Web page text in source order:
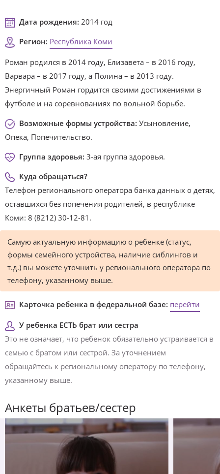
Дата рождения: 2014 год
Регион: Республика Коми
Роман родился в 2014 году, Елизавета – в 2016 году,
Варвара – в 2017 году, а Полина – в 2013 году.
Энергичный Роман гордится своими достижениями в
футболе и на соревнованиях по вольной борьбе.
Возможные формы устройства: Усыновление,
Опека, Попечительство.
Группа здоровья: 3-ая группа здоровья.
Куда обращаться?
Телефон регионального оператора банка данных о детях,
оставшихся без попечения родителей, в республике
Коми: 8 (8212) 30-12-81.
Самую актуальную информацию о ребенке (статус,
формы семейного устройства, наличие сиблингов и
т.д.) вы можете уточнить у регионального оператора по
телефону, указанному выше.
Карточка ребенка в федеральной базе: перейти
У ребенка ЕСТЬ брат или сестра
Это не означает, что ребенок обязательно устраивается в
семью с братом или сестрой. За уточнением
обращайтесь к региональному оператору по телефону,
указанному выше.
Анкеты братьев/сестер